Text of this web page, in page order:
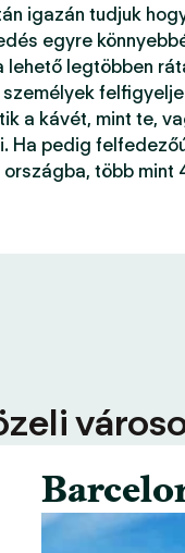
igazán tudjuk
egyre
lehető legtöbben
a kávét, mint te,
Ha pedig
több